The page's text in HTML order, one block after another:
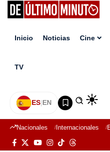
Inicio Noticias Cine
TV
ES|EN
Nacionales Internacionales